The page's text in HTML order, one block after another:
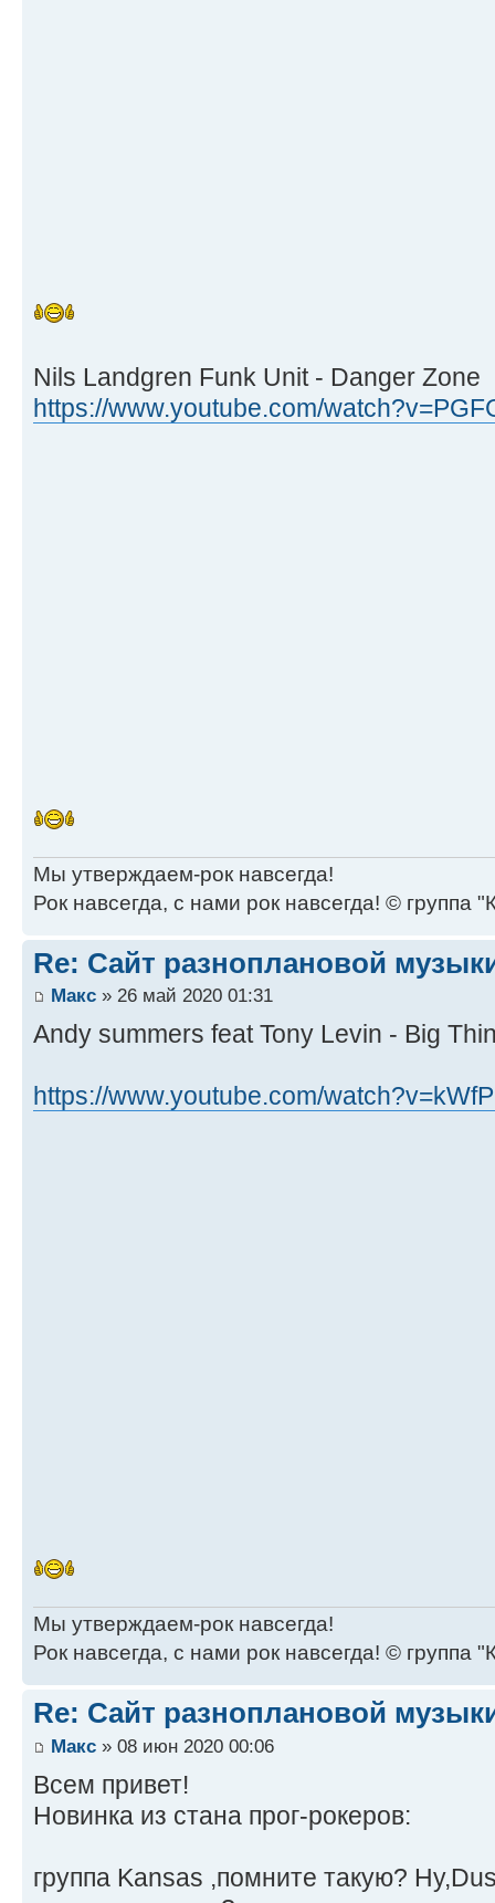
Nils Landgren Funk Unit - Danger Zone
https://www.youtube.com/
Мы утверждаем-рок навсегда!
Рок навсегда, с нами рок навсегда! © группа
Re: Сайт разноплановой
Макс » 26 май 2020 01:31
Andy summers feat Tony Levin - Big
https://www.youtube.com/
Мы утверждаем-рок навсегда!
Рок навсегда, с нами рок навсегда! © группа
Re: Сайт разноплановой
Макс » 08 июн 2020 00:06
Всем привет!
Новинка из стана прог-рокеров:
группа Kansas ,помните такую?